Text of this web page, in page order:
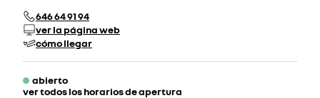
646 64 91 94
ver la página web
cómo llegar
abierto
ver todos los horarios de apertura